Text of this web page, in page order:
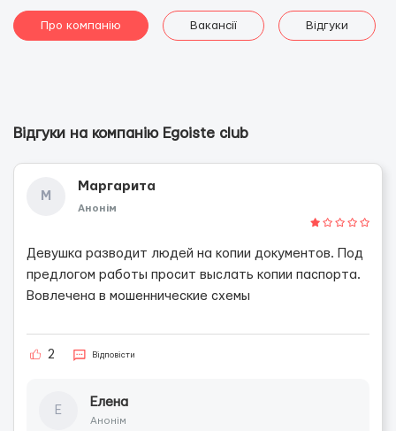
Про компанію Вакансії Відгуки
Відгуки на компанію Egoiste club
М
Маргарита
Анонім
Девушка разводит людей на копии документов. Под
предлогом работы просит выслать копии паспорта.
Вовлечена в мошеннические схемы
2 Відповісти
Е
Елена
Анонім